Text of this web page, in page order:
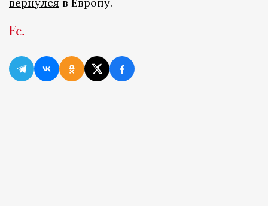
вернулся в Европу.